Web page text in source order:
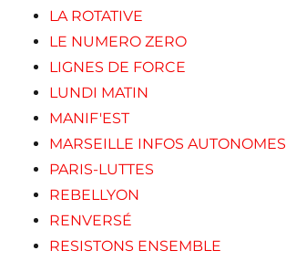
LA ROTATIVE
LE NUMERO ZERO
LIGNES DE FORCE
LUNDI MATIN
MANIF'EST
MARSEILLE INFOS AUTONOMES
PARIS-LUTTES
REBELLYON
RENVERSÉ
RESISTONS ENSEMBLE